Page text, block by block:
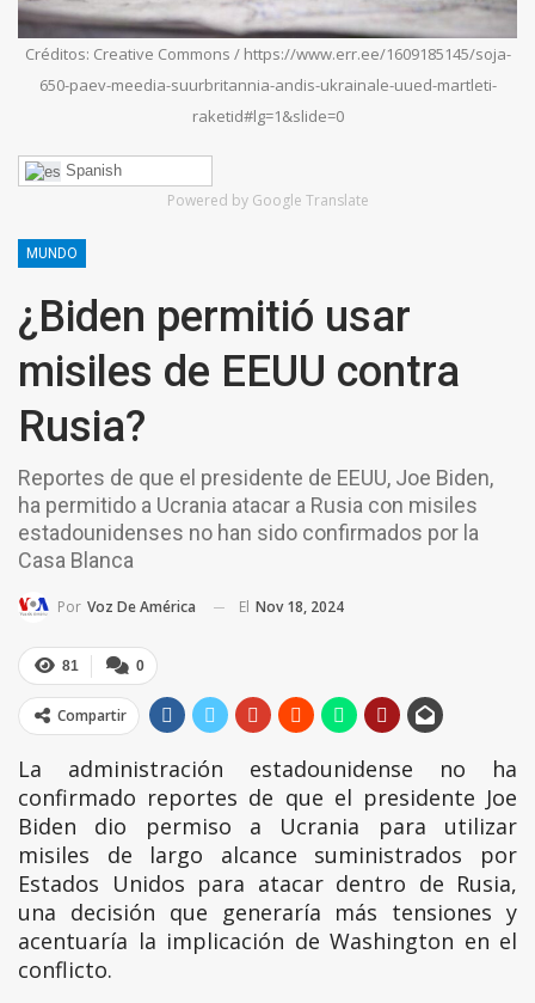
Créditos: Creative Commons / https://www.err.ee/1609185145/soja-
650-paev-meedia-suurbritannia-andis-ukrainale-uued-martleti-
raketid#lg=1&slide=0
Spanish
Powered by Google Translate
MUNDO
¿Biden permitió usar
misiles de EEUU contra
Rusia?
Reportes de que el presidente de EEUU, Joe Biden,
ha permitido a Ucrania atacar a Rusia con misiles
estadounidenses no han sido confirmados por la
Casa Blanca
Por Voz De América El Nov 18, 2024
0
81
Compartir
La administración estadounidense no ha
confirmado reportes de que el presidente Joe
Biden dio permiso a Ucrania para utilizar
misiles de largo alcance suministrados por
Estados Unidos para atacar dentro de Rusia,
una decisión que generaría más tensiones y
acentuaría la implicación de Washington en el
conflicto.